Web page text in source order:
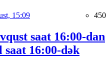
15:09 450
saat 16:00-dan
saat 16:00-dək